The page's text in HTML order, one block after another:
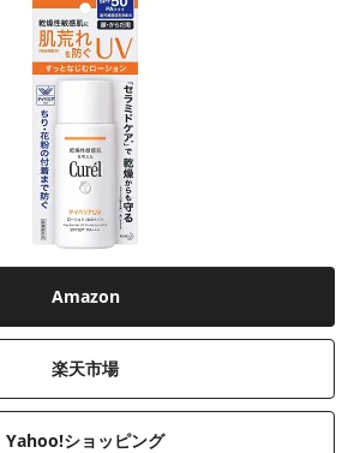
Amazon
楽天市場
Yahoo!ショッピング